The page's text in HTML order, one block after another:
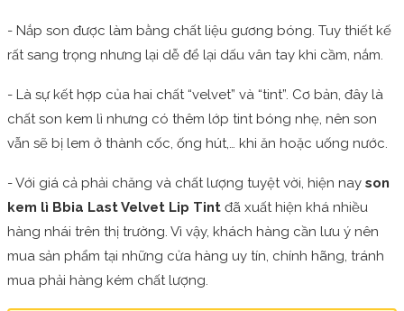
- Nắp son được làm bằng chất liệu gương bóng. Tuy thiết kế
rất sang trọng nhưng lại dễ để lại dấu vân tay khi cầm, nắm.
- Là sự kết hợp của hai chất “velvet” và “tint”. Cơ bản, đây là
chất son kem lì nhưng có thêm lớp tint bóng nhẹ, nên son
vẫn sẽ bị lem ở thành cốc, ống hút,… khi ăn hoặc uống nước.
- Với giá cả phải chăng và chất lượng tuyệt vời, hiện nay son
kem lì Bbia Last Velvet Lip Tint đã xuất hiện khá nhiều
hàng nhái trên thị trường. Vì vậy, khách hàng cần lưu ý nên
mua sản phẩm tại những cửa hàng uy tín, chính hãng, tránh
mua phải hàng kém chất lượng.